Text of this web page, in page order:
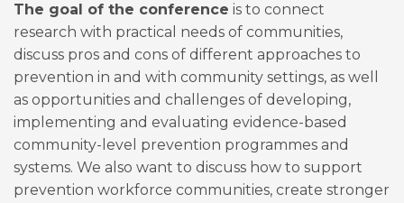
The goal of the conference is to connect
research with practical needs of communities,
discuss pros and cons of different approaches to
prevention in and with community settings, as well
as opportunities and challenges of developing,
implementing and evaluating evidence-based
community-level prevention programmes and
systems. We also want to discuss how to support
prevention workforce communities, create stronger